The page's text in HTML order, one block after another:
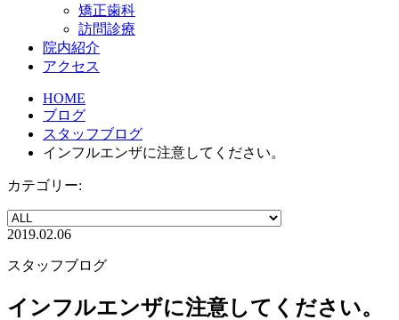
矯正歯科
訪問診療
院内紹介
アクセス
HOME
ブログ
スタッフブログ
インフルエンザに注意してください。
カテゴリー:
2019.02.06
スタッフブログ
インフルエンザに注意してください。